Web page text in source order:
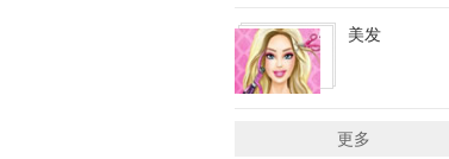
美发
更多